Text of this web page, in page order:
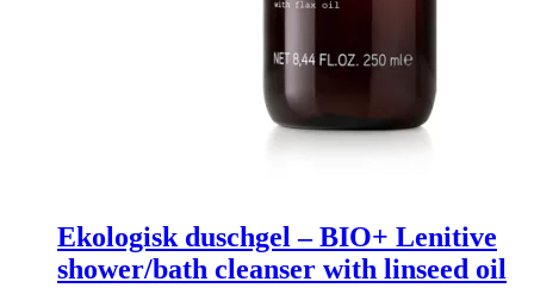
Ekologisk duschgel – BIO+ Lenitive
shower/bath cleanser with linseed oil